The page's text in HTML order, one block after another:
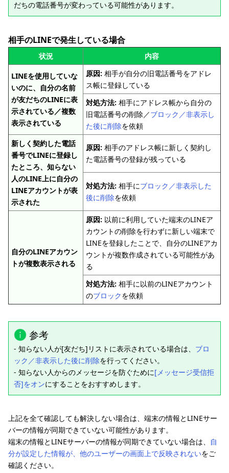
だちの電話番号が変わっている可能性があります。
相手のLINEで発生している場合
状況 内容
LINEを使用していな
いのに、自分の名前
が友だちのLINEに表
示されている／複数
表示されている
原因: 相手が自分の旧電話番号をアドレ
ス帳に登録している
対処方法: 相手にアドレス帳から自分の
旧電話番号の削除／ブロック／非表示し
た後に削除を依頼
新しく契約した電話
番号でLINEに登録し
たところ、知らない
人のLINE上に自分の
LINEアカウントが表
示された
原因: 相手のアドレス帳に新しく契約し
た電話番号の登録が残っている
対処方法: 相手にブロック／非表示した
後に削除を依頼
自分のLINEアカウン
トが複数表示される
原因: 以前に利用していた端末のLINEア
カウントの削除を行わずに新しい端末で
LINEを登録したことで、自分のLINEアカ
ウントが複数作成されている可能性があ
る
対処方法: 相手に以前のLINEアカウント
のブロックを依頼
参考
- 知らない人が[友だち]リストに表示されている場合は、 ブロ
ック／非表示した後に削除を行ってください。
- 知らない人からのメッセージを防ぐために[メッセージ受信拒
否]をオンにすることをおすすめします。
上記を全て確認しても解決しない場合は、端末の情報とLINEサー
バーの情報が同期できていない可能性があります。
端末の情報とLINEサーバーの情報が同期できていない場合は、
自
分が設定した情報が、他のユーザーの画面上で反映されないをご
確認ください。